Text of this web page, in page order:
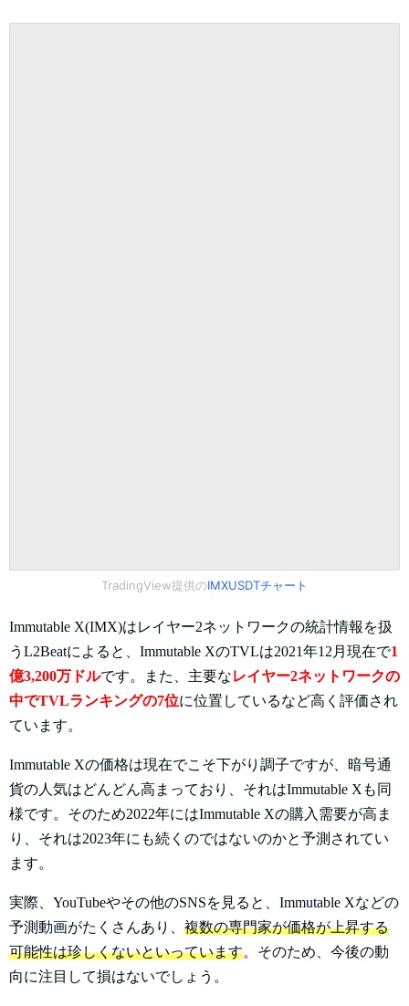
TradingView提供のIMXUSDTチャート
Immutable X(IMX)はレイヤー2ネットワークの統計情報を扱
うL2Beatによると、Immutable XのTVLは2021年12月現在で1
億3,200万ドルです。また、主要なレイヤー2ネットワークの
中でTVLランキングの7位に位置しているなど高く評価され
ています。
Immutable Xの価格は現在でこそ下がり調子ですが、暗号通
貨の人気はどんどん高まっており、それはImmutable Xも同
様です。そのため2022年にはImmutable Xの購入需要が高ま
り、それは2023年にも続くのではないのかと予測されてい
ます。
実際、YouTubeやその他のSNSを見ると、Immutable Xなどの
予測動画がたくさんあり、 複数の専門家が価格が上昇する
可能性は珍しくないといっています。そのため、今後の動
向に注目して損はないでしょう。